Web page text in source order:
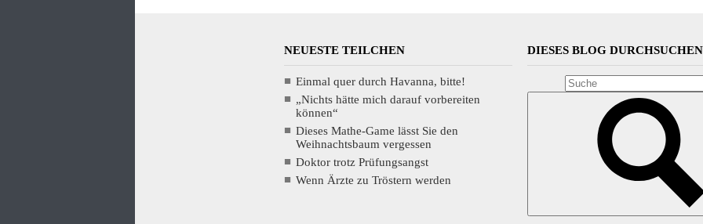
NEUESTE TEILCHEN
Einmal quer durch Havanna, bitte!
„Nichts hätte mich darauf vorbereiten
können“
Dieses Mathe-Game lässt Sie den
Weihnachtsbaum vergessen
Doktor trotz Prüfungsangst
Wenn Ärzte zu Tröstern werden
DIESES BLOG DURCHSUCHEN